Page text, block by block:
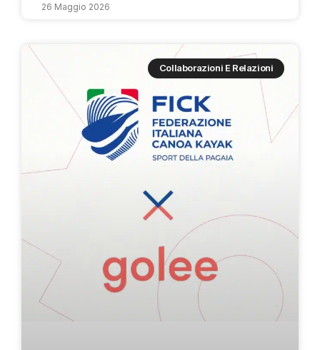
26 Maggio 2026
Collaborazioni E Relazioni